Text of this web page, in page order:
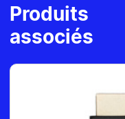
Produits
associés